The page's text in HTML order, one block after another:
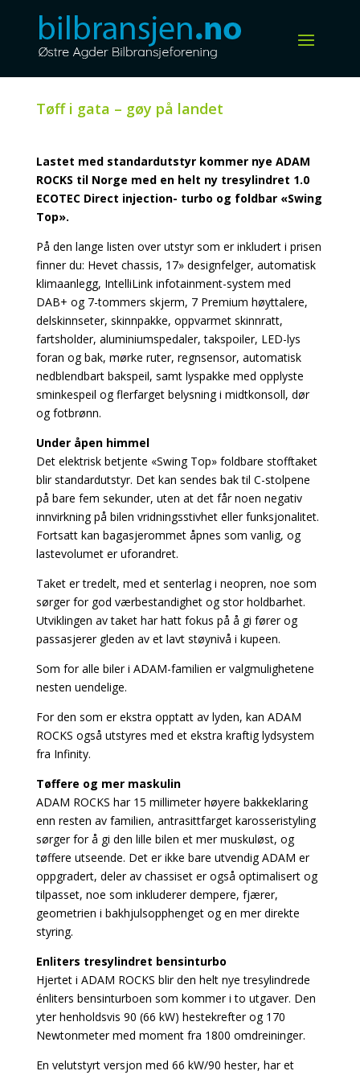
Tøff i gata – gøy på landet
Lastet med standardutstyr kommer nye ADAM
ROCKS til Norge med en helt ny tresylindret 1.0
ECOTEC Direct injection- turbo og foldbar «Swing
Top».
På den lange listen over utstyr som er inkludert i prisen
finner du: Hevet chassis, 17» designfelger, automatisk
klimaanlegg, IntelliLink infotainment-system med
DAB+ og 7-tommers skjerm, 7 Premium høyttalere,
delskinnseter, skinnpakke, oppvarmet skinnratt,
fartsholder, aluminiumspedaler, takspoiler, LED-lys
foran og bak, mørke ruter, regnsensor, automatisk
nedblendbart bakspeil, samt lyspakke med opplyste
sminkespeil og flerfarget belysning i midtkonsoll, dør
og fotbrønn.
Under åpen himmel
Det elektrisk betjente «Swing Top» foldbare stofftaket
blir standardutstyr. Det kan sendes bak til C-stolpene
på bare fem sekunder, uten at det får noen negativ
innvirkning på bilen vridningsstivhet eller funksjonalitet.
Fortsatt kan bagasjerommet åpnes som vanlig, og
lastevolumet er uforandret.
Taket er tredelt, med et senterlag i neopren, noe som
sørger for god værbestandighet og stor holdbarhet.
Utviklingen av taket har hatt fokus på å gi fører og
passasjerer gleden av et lavt støynivå i kupeen.
Som for alle biler i ADAM-familien er valgmulighetene
nesten uendelige.
For den som er ekstra opptatt av lyden, kan ADAM
ROCKS også utstyres med et ekstra kraftig lydsystem
fra Infinity.
Tøffere og mer maskulin
ADAM ROCKS har 15 millimeter høyere bakkeklaring
enn resten av familien, antrasittfarget karosseristyling
sørger for å gi den lille bilen et mer muskuløst, og
tøffere utseende. Det er ikke bare utvendig ADAM er
oppgradert, deler av chassiset er også optimalisert og
tilpasset, noe som inkluderer dempere, fjærer,
geometrien i bakhjulsopphenget og en mer direkte
styring.
Enliters tresylindret bensinturbo
Hjertet i ADAM ROCKS blir den helt nye tresylindrede
énliters bensinturboen som kommer i to utgaver. Den
yter henholdsvis 90 (66 kW) hestekrefter og 170
Newtonmeter med moment fra 1800 omdreininger.
En velutstyrt versjon med 66 kW/90 hester, har et